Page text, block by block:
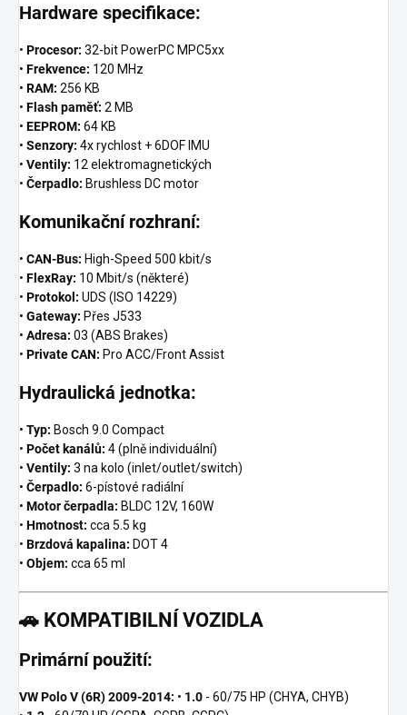
Hardware specifikace:
• Procesor: 32-bit PowerPC MPC5xx
• Frekvence: 120 MHz
• RAM: 256 KB
• Flash paměť: 2 MB
• EEPROM: 64 KB
• Senzory: 4x rychlost + 6DOF IMU
• Ventily: 12 elektromagnetických
• Čerpadlo: Brushless DC motor
Komunikační rozhraní:
• CAN-Bus: High-Speed 500 kbit/s
• FlexRay: 10 Mbit/s (některé)
• Protokol: UDS (ISO 14229)
• Gateway: Přes J533
• Adresa: 03 (ABS Brakes)
• Private CAN: Pro ACC/Front Assist
Hydraulická jednotka:
• Typ: Bosch 9.0 Compact
• Počet kanálů: 4 (plně individuální)
• Ventily: 3 na kolo (inlet/outlet/switch)
• Čerpadlo: 6-pístové radiální
• Motor čerpadla: BLDC 12V, 160W
• Hmotnost: cca 5.5 kg
• Brzdová kapalina: DOT 4
• Objem: cca 65 ml
🚗 KOMPATIBILNÍ VOZIDLA
Primární použití:
VW Polo V (6R) 2009-2014: • 1.0 - 60/75 HP (CHYA, CHYB)